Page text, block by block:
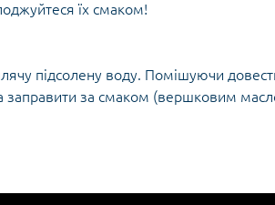
їх смаком!
підсолену воду. Помішуючи
заправити за смаком (вершковим